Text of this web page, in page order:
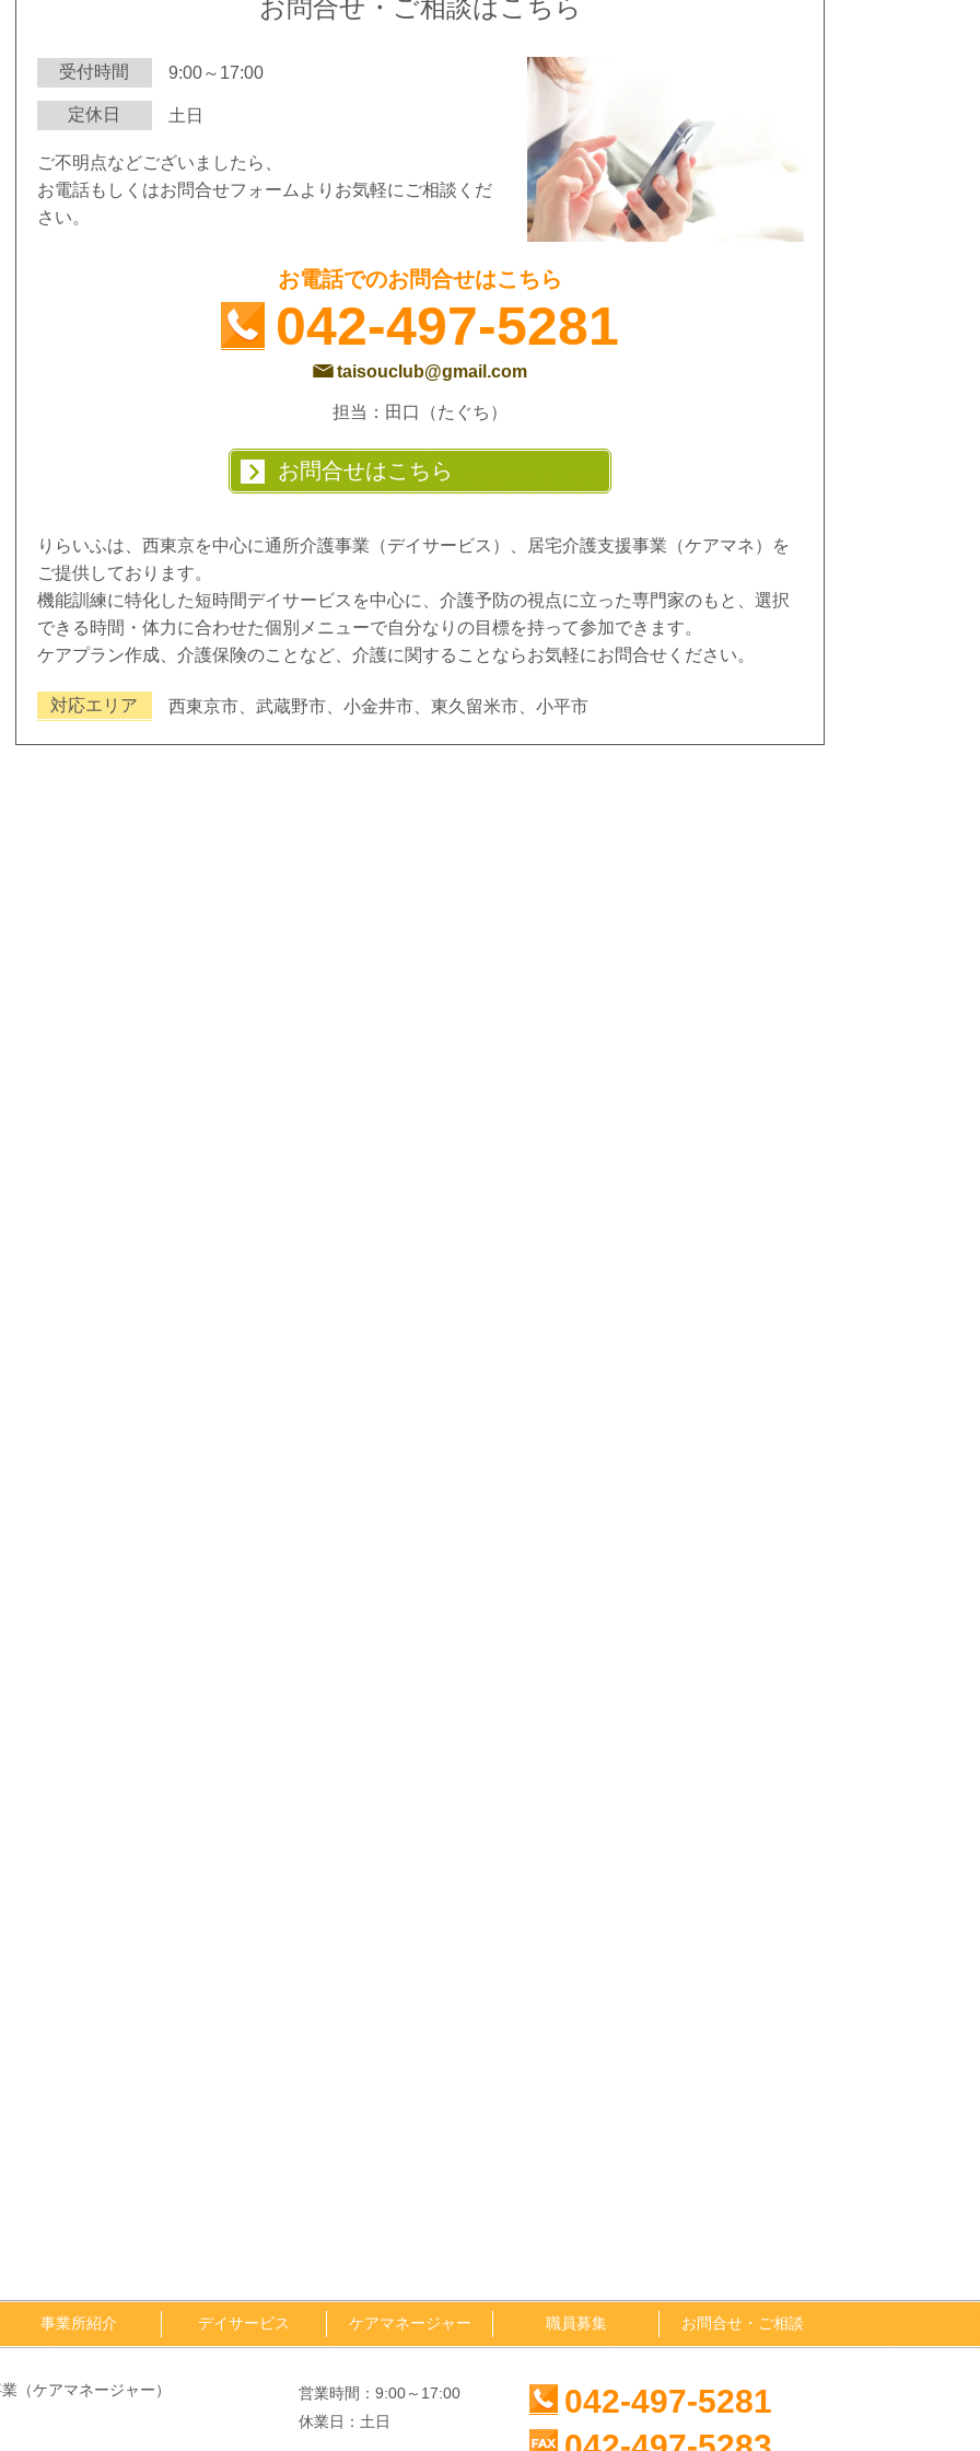
お問合せ・ご相談はこちら
受付時間 9:00～17:00
定休日 土日
ご不明点などございましたら、
お電話もしくはお問合せフォームよりお気軽にご相談くだ
さい。
お電話でのお問合せはこちら
042-497-5281
taisouclub@gmail.com
担当：田口（たぐち）
お問合せはこちら
りらいふは、西東京を中心に通所介護事業（デイサービス）、居宅介護支援事業（ケアマネ）を
ご提供しております。
機能訓練に特化した短時間デイサービスを中心に、介護予防の視点に立った専門家のもと、選択
できる時間・体力に合わせた個別メニューで自分なりの目標を持って参加できます。
ケアプラン作成、介護保険のことなど、介護に関することならお気軽にお問合せください。
対応エリア 西東京市、武蔵野市、小金井市、東久留米市、小平市
事業所紹介 デイサービス ケアマネージャー 職員募集 お問合せ・ご相談
（ケアマネージャー）
営業時間：9:00～17:00
休業日：土日
042-497-5281